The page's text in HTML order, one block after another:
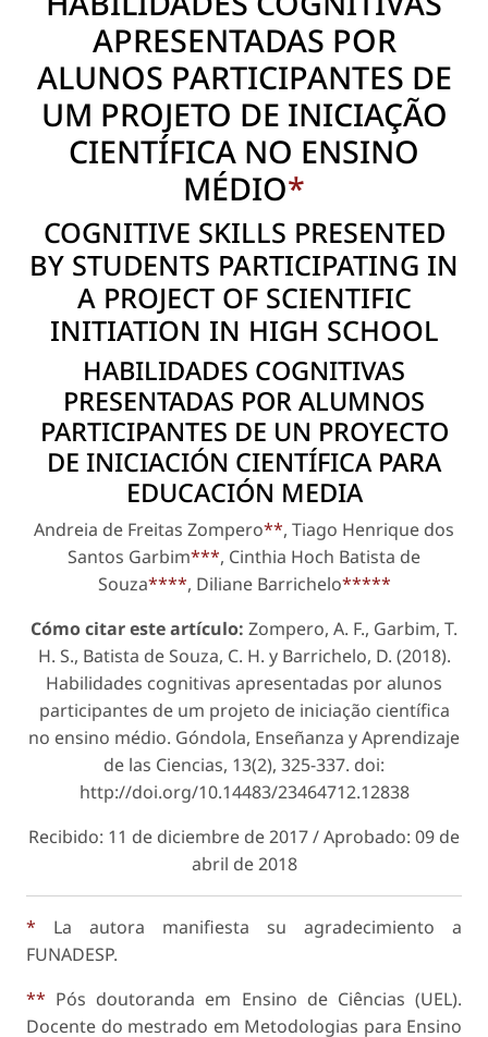
APRESENTADAS POR
ALUNOS PARTICIPANTES DE
UM PROJETO DE INICIAÇÃO
CIENTÍFICA NO ENSINO
MÉDIO*
COGNITIVE SKILLS PRESENTED
BY STUDENTS PARTICIPATING IN
A PROJECT OF SCIENTIFIC
INITIATION IN HIGH SCHOOL
HABILIDADES COGNITIVAS
PRESENTADAS POR ALUMNOS
PARTICIPANTES DE UN PROYECTO
DE INICIACIÓN CIENTÍFICA PARA
EDUCACIÓN MEDIA
Andreia de Freitas Zompero**, Tiago Henrique dos
Santos Garbim***, Cinthia Hoch Batista de
Souza****, Diliane Barrichelo*****
Cómo citar este artículo: Zompero, A. F., Garbim, T.
H. S., Batista de Souza, C. H. y Barrichelo, D. (2018).
Habilidades cognitivas apresentadas por alunos
participantes de um projeto de iniciação científica
no ensino médio. Góndola, Enseñanza y Aprendizaje
de las Ciencias, 13(2), 325-337. doi:
http://doi.org/10.14483/23464712.12838
Recibido: 11 de diciembre de 2017 / Aprobado: 09 de
abril de 2018
* La autora manifiesta su agradecimiento a
FUNADESP.
** Pós doutoranda em Ensino de Ciências (UEL).
Docente do mestrado em Metodologias para Ensino